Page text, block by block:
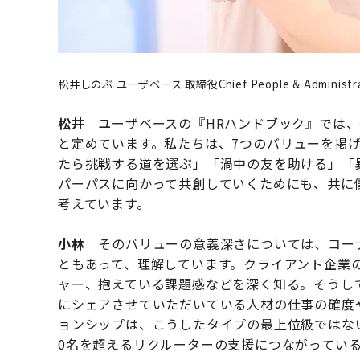
松井しのぶ ユーザベース 取締役Chief People &
松井 ユーザベースの『HRハンドブック』では
と定めています。私たちは、7つのバリューを掲
たら挑戦する道を選ぶ」「渦中の友を助ける」
パーパスに向かって共創していくためにも、共
考えています。
小林 そのバリューの意義深さについては、コ
ともあって、理解しています。クライアント企
ャー、抱えている課題感などを深く知る。そう
にシェアさせていただいている人材の仕事の確
ョンシップは、こうしたタイプの最上位級では
0名を超えるリクルーターの支援につながってい